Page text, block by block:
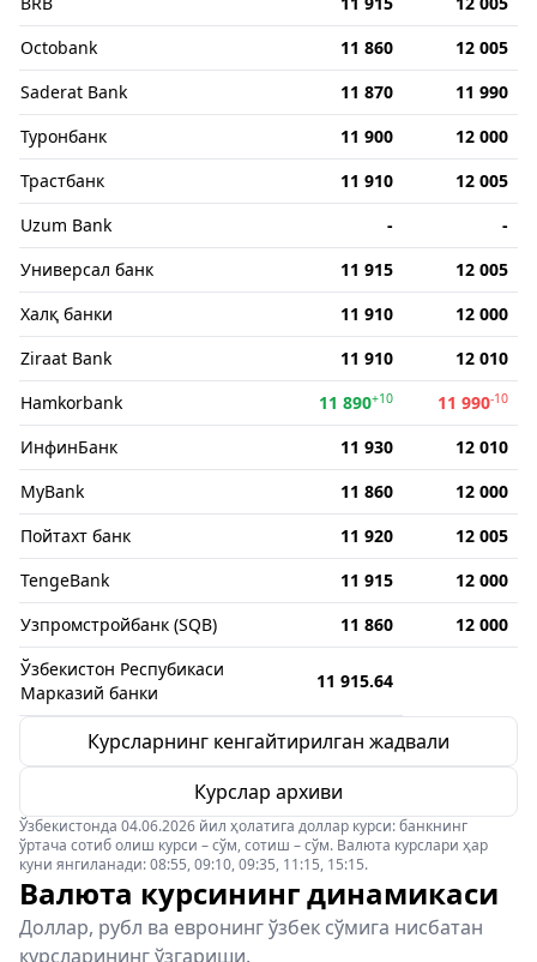
Octobank
11 860
12 005
Saderat Bank
11 870
11 990
Туронбанк
11 900
12 000
Трастбанк
11 910
12 005
Uzum Bank
-
-
Универсал банк
11 915
12 005
Халқ банки
11 910
12 000
Ziraat Bank
11 910
12 010
Hamkorbank
11 890+10 11 990-10
ИнфинБанк 11 930
12 010
MyBank
11 860
12 000
Пойтахт банк
11 920
12 005
TengeBank
11 915
12 000
Узпромстройбанк (SQB)
11 860
12 000
Ўзбекистон Респубикаси
Марказий банки
11 915.64
Курсларнинг кенгайтирилган жадвали
Курслар архиви
Ўзбекистонда 04.06.2026 йил ҳолатига доллар курси: банкнинг
ўртача сотиб олиш курси – сўм, сотиш – сўм. Валюта курслари ҳар
куни янгиланади: 08:55, 09:10, 09:35, 11:15, 15:15.
Валюта курсининг динамикаси
Доллар, рубл ва евронинг ўзбек сўмига нисбатан
курсларининг ўзгариши.